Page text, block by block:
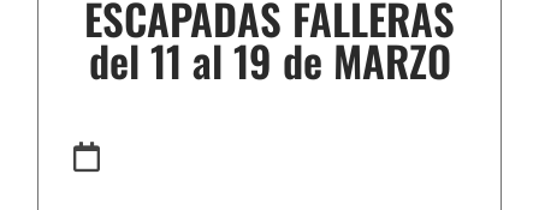
ESCAPADAS FALLERAS
del 11 al 19 de MARZO